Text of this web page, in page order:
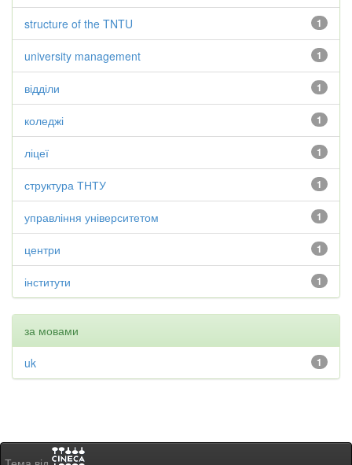
1
structure of the TNTU
1
university management
1
відділи
1
коледжі
1
ліцеї
1
структура ТНТУ
1
управління університетом
1
центри
1
інститути
за мовами
1
uk